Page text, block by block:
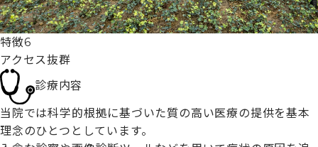
特徴6
アクセス抜群
診療内容
当院では科学的根拠に基づいた質の高い医療の提供を基本
理念のひとつとしています。